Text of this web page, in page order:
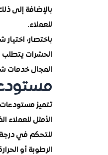
بالإضافة إلى
للعملاء.
باختصار،
الحشرات يتطلب
المجال خدمات
تتميز مستودعات
الأمثل
للتحكم في درجة
الرطوبة أو